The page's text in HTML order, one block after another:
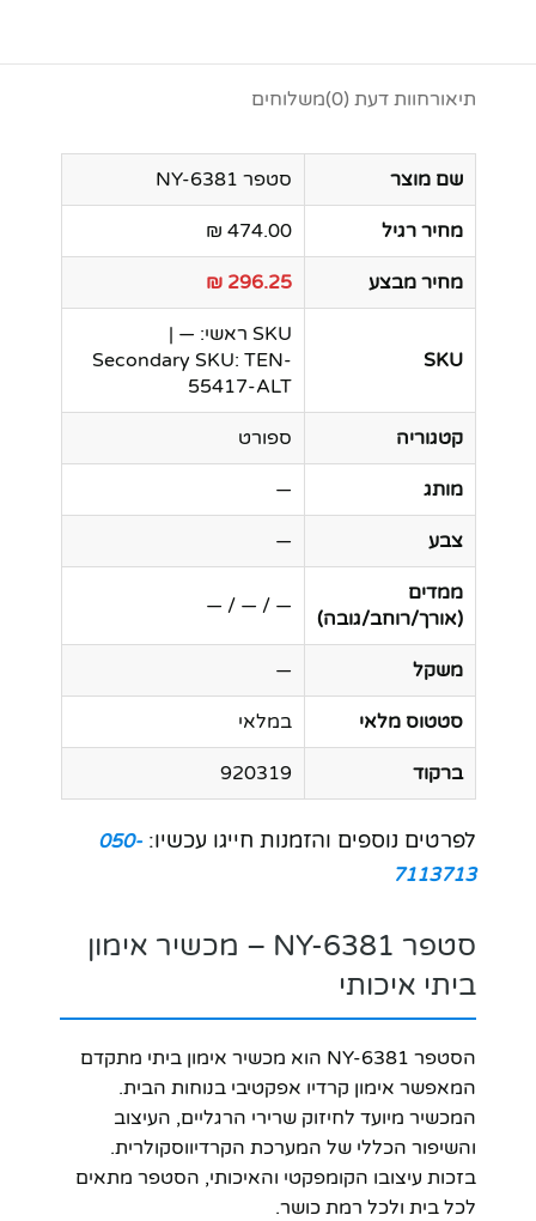
תיאורחוות דעת (0) משלוחים
שם מוצר סטפר NY-6381
מחיר רגיל 474.00 ₪
מחיר מבצע 296.25 ₪
SKU
SKU ראשי: — |
Secondary SKU: TEN-
55417-ALT
קטגוריה ספורט
מותג —
צבע —
ממדים
(אורך/רוחב/גובה)
— / — / —
משקל —
סטטוס מלאי במלאי
ברקוד 920319
לפרטים נוספים והזמנות חייגו עכשיו: 050-
7113713
סטפר NY-6381 – מכשיר אימון
ביתי איכותי
הסטפר NY-6381 הוא מכשיר אימון ביתי מתקדם
המאפשר אימון קרדיו אפקטיבי בנוחות הבית.
המכשיר מיועד לחיזוק שרירי הרגליים, העיצוב
והשיפור הכללי של המערכת הקרדיווסקולרית.
בזכות עיצובו הקומפקטי והאיכותי, הסטפר מתאים
לכל בית ולכל רמת כושר.